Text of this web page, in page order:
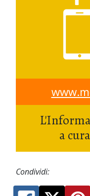
a
Condividi: